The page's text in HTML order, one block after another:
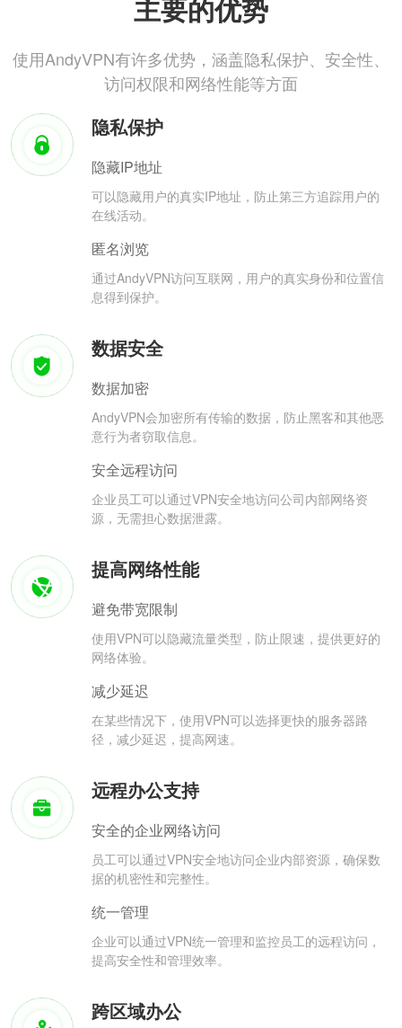
主要的优势
使用AndyVPN有许多优势，涵盖隐私保护、安全性、
访问权限和网络性能等方面
隐私保护
隐藏IP地址
可以隐藏用户的真实IP地址，防止第三方追踪用户的
在线活动。
匿名浏览
通过AndyVPN访问互联网，用户的真实身份和位置信
息得到保护。
数据安全
数据加密
AndyVPN会加密所有传输的数据，防止黑客和其他恶
意行为者窃取信息。
安全远程访问
企业员工可以通过VPN安全地访问公司内部网络资
源，无需担心数据泄露。
提高网络性能
避免带宽限制
使用VPN可以隐藏流量类型，防止限速，提供更好的
网络体验。
减少延迟
在某些情况下，使用VPN可以选择更快的服务器路
径，减少延迟，提高网速。
远程办公支持
安全的企业网络访问
员工可以通过VPN安全地访问企业内部资源，确保数
据的机密性和完整性。
统一管理
企业可以通过VPN统一管理和监控员工的远程访问，
提高安全性和管理效率。
跨区域办公